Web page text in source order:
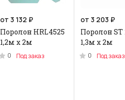
от 3 132 ₽
Поролон HRL4525
1,2м x 2м
0 Под заказ
от 3 203 ₽
Поролон ST
1,3м х 2м
0 Под заказ